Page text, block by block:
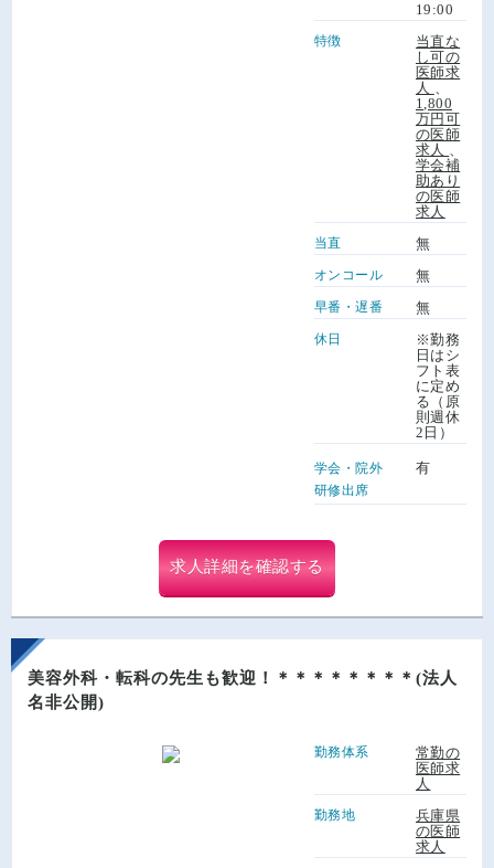
19:00
特徴
当直な
し可の
医師求
人
1,800
万円可
の医師
求人
学会補
助あり
の医師
求人
当直 無
オンコール 無
早番・遅番 無
休日
※勤務
日はシ
フト表
に定め
る（原
則週休
2日）
学会・院外
研修出席
有
求人詳細を確認する
美容外科・転科の先生も歓迎！＊＊＊＊＊＊＊＊(法人
名非公開)
勤務体系
常勤の
医師求
人
勤務地
兵庫県
の医師
求人